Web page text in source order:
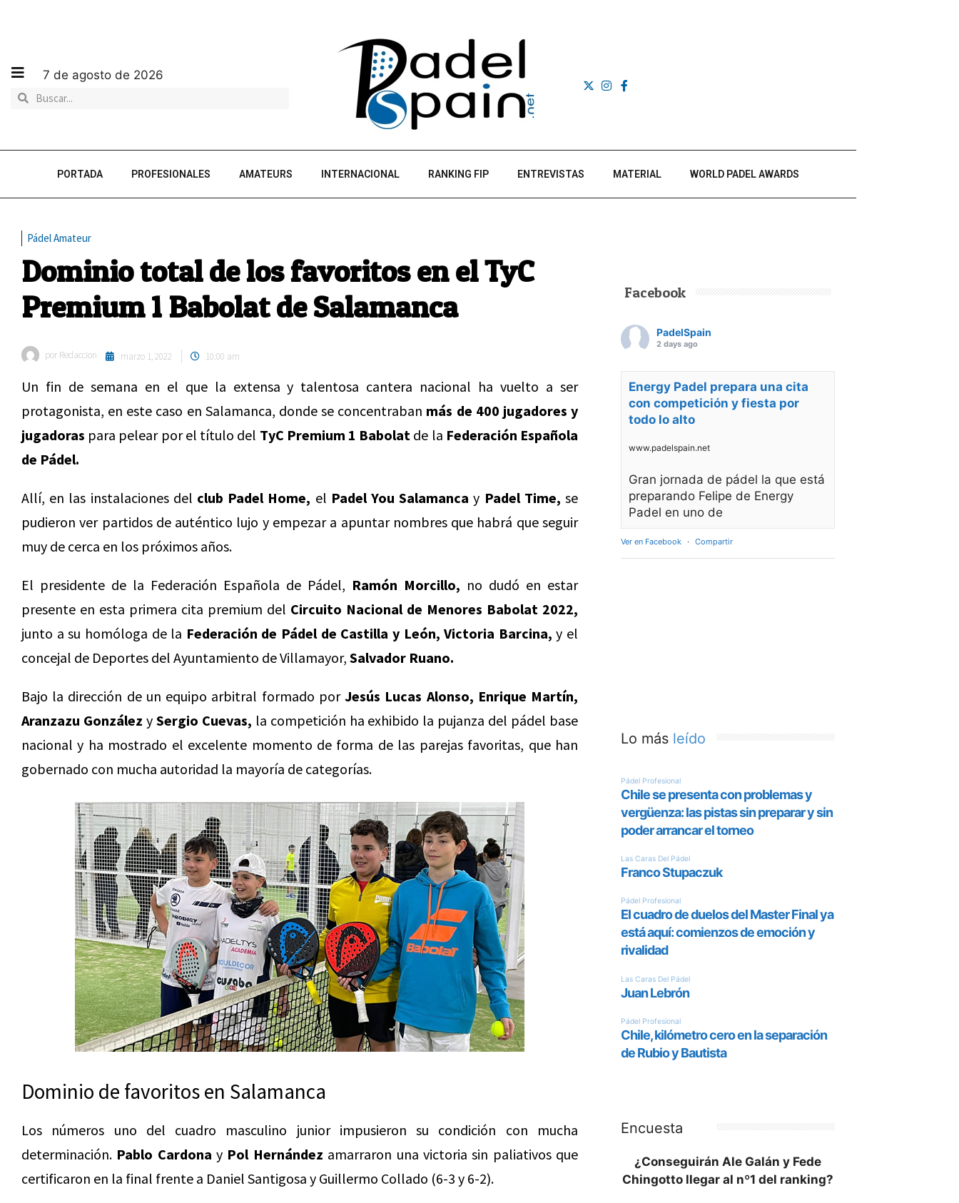
7 de agosto de 2026
PORTADA PROFESIONALES AMATEURS INTERNACIONAL RANKING FIP ENTREVISTAS MATERIAL WORLD PADEL AWARDS
Pádel Amateur
Dominio total de los favoritos en el TyC
Premium 1 Babolat de Salamanca
por Redaccion marzo 1, 2022 10:00 am
Un fin de semana en el que la extensa y talentosa cantera nacional ha vuelto a ser
protagonista, en este caso en Salamanca, donde se concentraban más de 400 jugadores y
jugadoras para pelear por el título del TyC Premium 1 Babolat de la Federación Española
de Pádel.
Allí, en las instalaciones del club Padel Home, el Padel You Salamanca y Padel Time, se
pudieron ver partidos de auténtico lujo y empezar a apuntar nombres que habrá que seguir
muy de cerca en los próximos años.
El presidente de la Federación Española de Pádel, Ramón Morcillo, no dudó en estar
presente en esta primera cita premium del Circuito Nacional de Menores Babolat 2022,
junto a su homóloga de la Federación de Pádel de Castilla y León, Victoria Barcina,y el
concejal de Deportes del Ayuntamiento de Villamayor, Salvador Ruano.
Bajo la dirección de un equipo arbitral formado porJesús Lucas Alonso, Enrique Martín,
Aranzazu González y Sergio Cuevas, la competición ha exhibido la pujanza del pádel base
nacional y ha mostrado el excelente momento de forma de las parejas favoritas, que han
gobernado con mucha autoridad la mayoría de categorías.
Dominio de favoritos en Salamanca
Los números uno del cuadro masculino junior impusieron su condición con mucha
determinación. Pablo Cardona y Pol Hernández amarraron una victoria sin paliativos que
certificaron en la final frente a Daniel Santigosa y Guillermo Collado (6-3 y 6-2).
Facebook
PadelSpain
2 days ago
Energy Padel prepara una cita
con competición y fiesta por
todo lo alto
www.padelspain.net
Gran jornada de pádel la que está
preparando Felipe de Energy
Padel en uno de
Ver en Facebook · Compartir
Lo más leído
Encuesta
¿Conseguirán Ale Galán y Fede
Chingotto llegar al nº1 del ranking?